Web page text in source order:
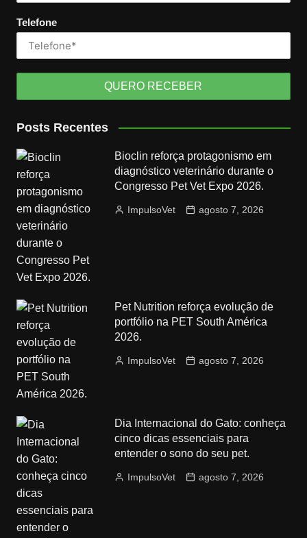
Telefone
Posts Recentes
Bioclin reforça protagonismo em
diagnóstico veterinário durante o
Congresso Pet Vet Expo 2026.
ImpulsoVet agosto 7, 2026
Pet Nutrition reforça evolução de
portfólio na PET South América
2026.
ImpulsoVet agosto 7, 2026
Dia Internacional do Gato: conheça
cinco dicas essenciais para
entender o sono do seu pet.
ImpulsoVet agosto 7, 2026